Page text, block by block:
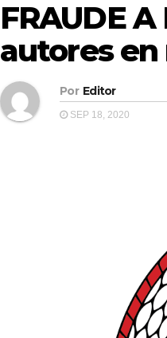
FRAUDE
autores en
Por Editor
SEP 18, 2020